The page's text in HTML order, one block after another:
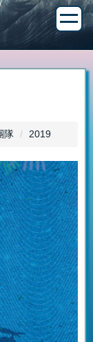
隊 2019